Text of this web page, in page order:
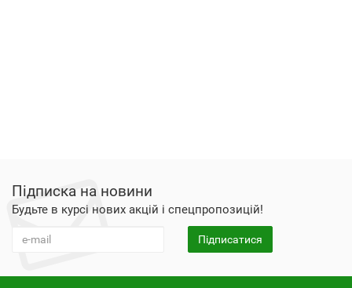
Підписка на новини
Будьте в курсі нових акцій і спецпропозицій!
Підписатися